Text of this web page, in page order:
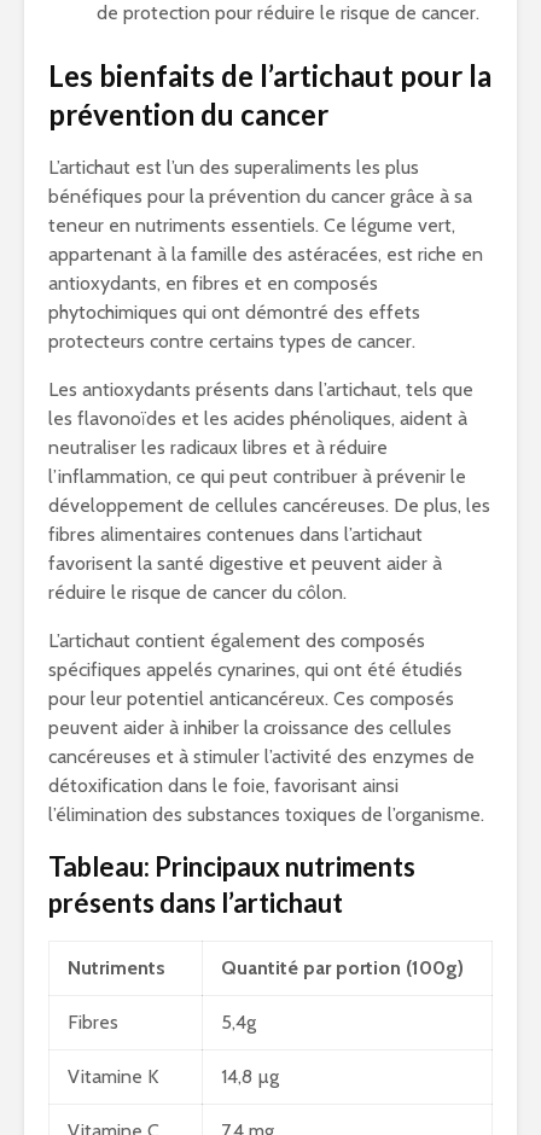
de protection pour réduire le risque de cancer.
Les bienfaits de l’artichaut pour la
prévention du cancer
L’artichaut est l’un des superaliments les plus
bénéfiques pour la prévention du cancer grâce à sa
teneur en nutriments essentiels. Ce légume vert,
appartenant à la famille des astéracées, est riche en
antioxydants, en fibres et en composés
phytochimiques qui ont démontré des effets
protecteurs contre certains types de cancer.
Les antioxydants présents dans l’artichaut, tels que
les flavonoïdes et les acides phénoliques, aident à
neutraliser les radicaux libres et à réduire
l’inflammation, ce qui peut contribuer à prévenir le
développement de cellules cancéreuses. De plus, les
fibres alimentaires contenues dans l’artichaut
favorisent la santé digestive et peuvent aider à
réduire le risque de cancer du côlon.
L’artichaut contient également des composés
spécifiques appelés cynarines, qui ont été étudiés
pour leur potentiel anticancéreux. Ces composés
peuvent aider à inhiber la croissance des cellules
cancéreuses et à stimuler l’activité des enzymes de
détoxification dans le foie, favorisant ainsi
l’élimination des substances toxiques de l’organisme.
Tableau: Principaux nutriments
présents dans l’artichaut
Nutriments Quantité par portion (100g)
Fibres 5,4g
Vitamine K 14,8 µg